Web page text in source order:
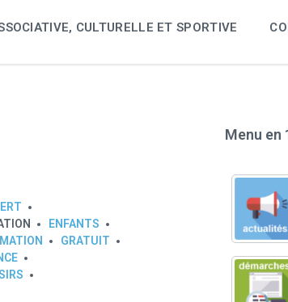
CULTURELLE ET SPORTIVE
ENFANTS
GRATUIT
Menu en